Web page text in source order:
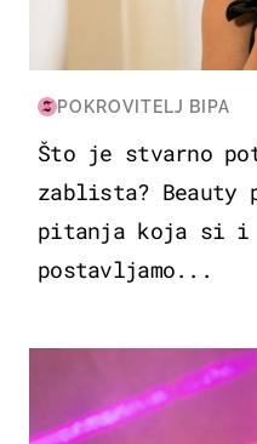
POKROVITELJ BIPA
Što je stvarno
zablista? Beauty
pitanja koja si i
postavljamo...
KULTURA & ZABAVA